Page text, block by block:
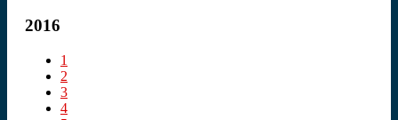
2016
1
2
3
4